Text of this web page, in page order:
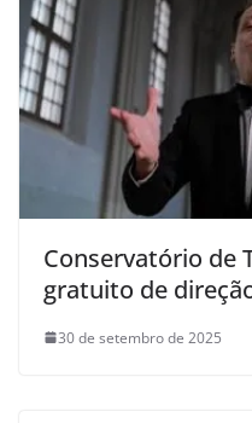
Conservatório de
gratuito de
30 de setembro de 2025